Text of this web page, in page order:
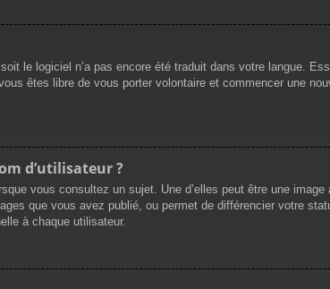
le logiciel n’a pas encore été traduit dans votre langue.
êtes libre de vous porter volontaire et commencer une
d’utilisateur ?
vous consultez un sujet. Une d’elles peut être une
que vous avez publié, ou permet de différencier votre
à chaque utilisateur.